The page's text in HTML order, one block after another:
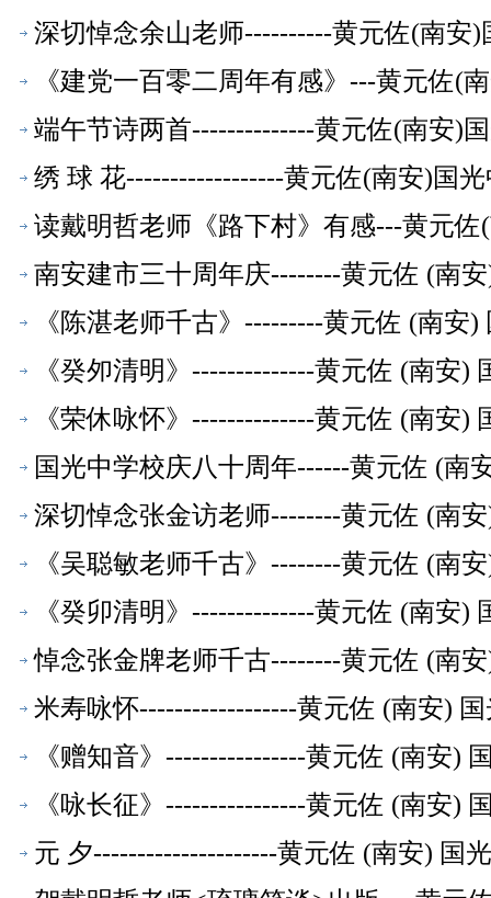
深切悼念余山老师----------黄元佐(南安
《建党一百零二周年有感》---黄元佐(
端午节诗两首--------------黄元佐(南安)
绣 球 花------------------黄元佐(南安)国
读戴明哲老师《路下村》有感---黄元
南安建市三十周年庆--------黄元佐 (南
《陈湛老师千古》---------黄元佐 (南安
《癸夘清明》--------------黄元佐 (南安)
《荣休咏怀》--------------黄元佐 (南安)
国光中学校庆八十周年------黄元佐 (南
深切悼念张金访老师--------黄元佐 (南
《吴聪敏老师千古》--------黄元佐 (南
《癸卯清明》--------------黄元佐 (南安)
悼念张金牌老师千古--------黄元佐 (南
米寿咏怀------------------黄元佐 (南安)
《赠知音》----------------黄元佐 (南安)
《咏长征》----------------黄元佐 (南安)
元 夕---------------------黄元佐 (南安) 国